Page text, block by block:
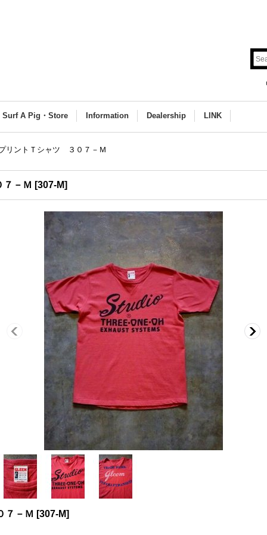
Surf A Pig・Store Information Dealership LINK
リントＴシャツ ３０７－Ｍ
－Ｍ [307-M]
－Ｍ [307-M]